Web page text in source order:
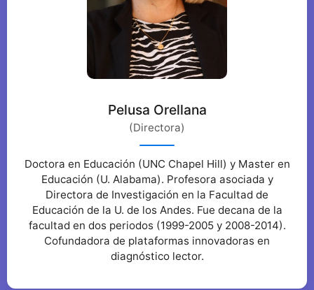
Pelusa Orellana
(Directora)
Doctora en Educación (UNC Chapel Hill) y Master en
Educación (U. Alabama). Profesora asociada y
Directora de Investigación en la Facultad de
Educación de la U. de los Andes. Fue decana de la
facultad en dos periodos (1999-2005 y 2008-2014).
Cofundadora de plataformas innovadoras en
diagnóstico lector.